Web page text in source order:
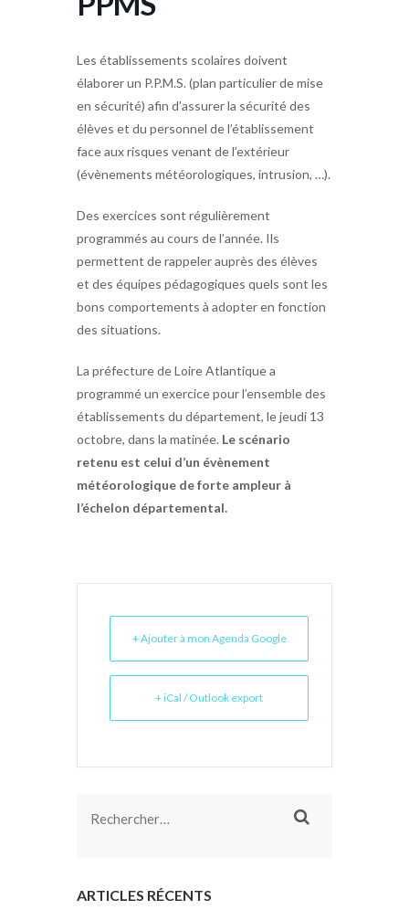
Les établissements scolaires doivent
élaborer un P.P.M.S. (plan particulier de mise
en sécurité) afin d’assurer la sécurité des
élèves et du personnel de l’établissement
face aux risques venant de l’extérieur
(évènements météorologiques, intrusion, …).
Des exercices sont régulièrement
programmés au cours de l’année. Ils
permettent de rappeler auprès des élèves
et des équipes pédagogiques quels sont les
bons comportements à adopter en fonction
des situations.
La préfecture de Loire Atlantique a
programmé un exercice pour l’ensemble des
établissements du département, le jeudi 13
octobre, dans la matinée. Le scénario
retenu est celui d’un évènement
météorologique de forte ampleur à
l’échelon départemental.
+ Ajouter à mon Agenda Google
+ iCal / Outlook export
Rechercher :
ARTICLES RÉCENTS